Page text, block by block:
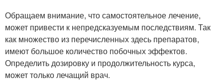
Обращаем внимание, что самостоятельное лечение,
может привести к непредсказуемым последствиям. Так
как множество из перечисленных здесь препаратов,
имеют большое количество побочных эффектов.
Определить дозировку и продолжительность курса,
может только лечащий врач.